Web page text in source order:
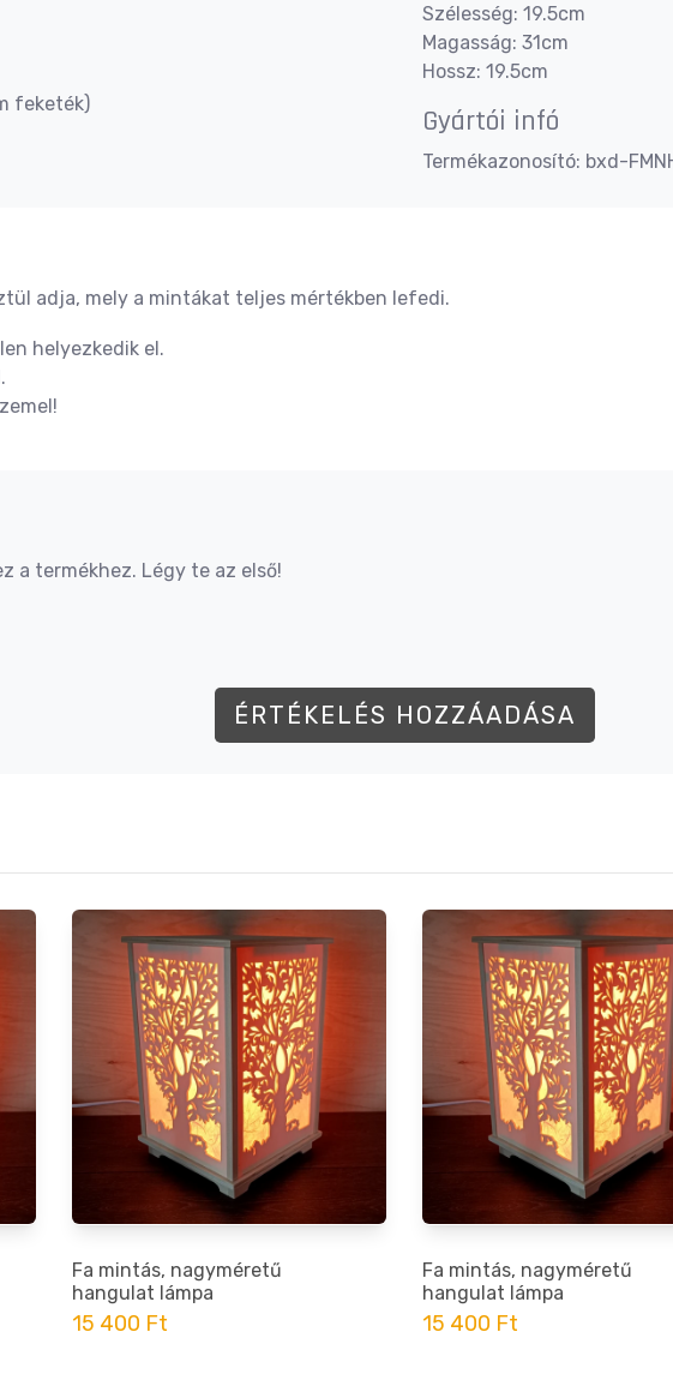
feketék)
Szélesség: 19.5cm
Magasság: 31cm
Hossz: 19.5cm
Gyártói infó
Termékazonosító: bxd-
adja, mely a mintákat teljes mértékben lefedi.
helyezkedik el.
a termékhez. Légy te az első!
ÉRTÉKELÉS HOZZÁADÁSA
Fa mintás, nagyméretű
hangulat lámpa
15 400 Ft
Fa mintás, nagyméretű
hangulat lámpa
15 400 Ft